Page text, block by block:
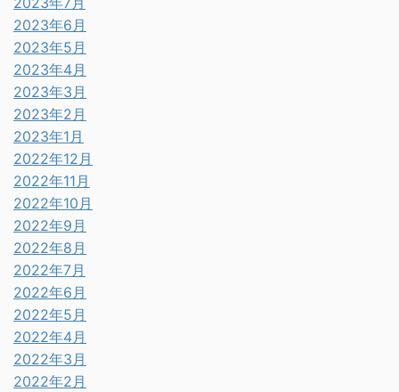
2023年6月
2023年5月
2023年4月
2023年3月
2023年2月
2023年1月
2022年12月
2022年11月
2022年10月
2022年9月
2022年8月
2022年7月
2022年6月
2022年5月
2022年4月
2022年3月
2022年2月